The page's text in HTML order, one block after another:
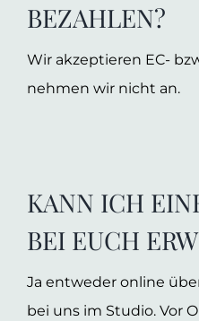
BEZAHLEN?
Wir akzeptieren EC-
nehmen wir nicht an.
KANN ICH
BEI EUCH
Ja entweder online
bei uns im Studio. Vor